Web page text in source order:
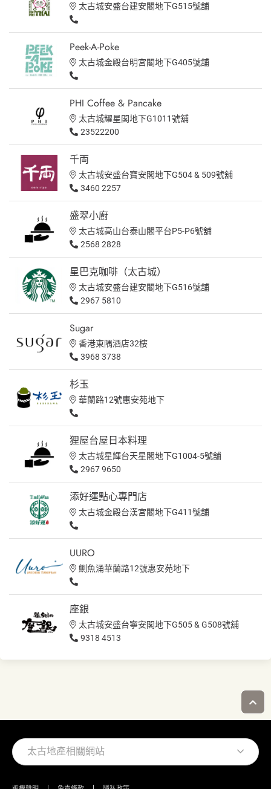
太古城安盛台建安閣地下G515號舖
Peek-A-Poke
太古城金殿台明宮閣地下G405號舖
PHI Coffee & Pancake
太古城耀星閣地下G1011號舖
23522200
千両
太古城安盛台寶安閣地下G504 & 509號舖
3460 2257
盛翠小廚
太古城高山台泰山閣平台P5-P6號舖
2568 2828
星巴克咖啡（太古城）
太古城安盛台建安閣地下G516號舖
2967 5810
Sugar
香港東隅酒店32樓
3968 3738
杉玉
華蘭路12號惠安苑地下
狸屋台屋日本料理
太古城星輝台天星閣地下G1004-5號舖
2967 9650
添好運點心專門店
太古城金殿台漢宮閣地下G411號舖
UURO
鰂魚涌華蘭路12號惠安苑地下
座銀
太古城安盛台寧安閣地下G505 & G508號舖
9318 4513
太古地產相關網站